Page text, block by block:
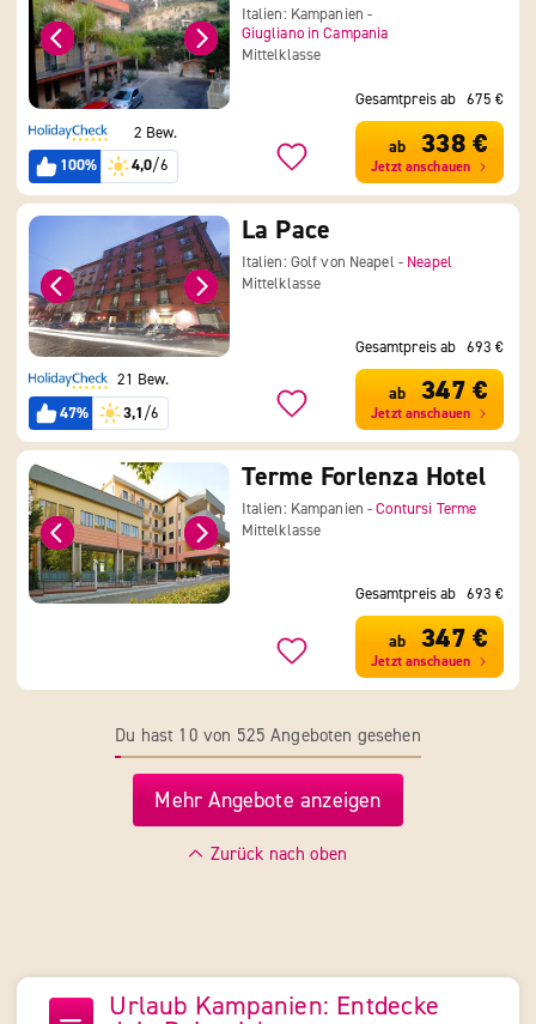
Italien: Kampanien -
Giugliano in Campania
Mittelklasse
2 Bew.
100%
4,0/6
Gesamtpreis ab 675 €
ab 338 €
Jetzt anschauen
La Pace
Italien: Golf von Neapel - Neapel
Mittelklasse
21 Bew.
47%
3,1/6
Gesamtpreis ab 693 €
ab 347 €
Jetzt anschauen
Terme Forlenza Hotel
Italien: Kampanien -Contursi Terme
Mittelklasse
Gesamtpreis ab 693 €
ab 347 €
Jetzt anschauen
Du hast 10 von 525 Angeboten gesehen
Mehr Angebote anzeigen
Zurück nach oben
Urlaub Kampanien: Entdecke